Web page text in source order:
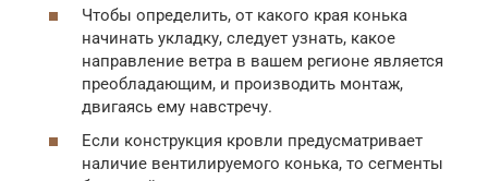
Чтобы определить, от какого края конька
начинать укладку, следует узнать, какое
направление ветра в вашем регионе является
преобладающим, и производить монтаж,
двигаясь ему навстречу.
Если конструкция кровли предусматривает
наличие вентилируемого конька, то сегменты